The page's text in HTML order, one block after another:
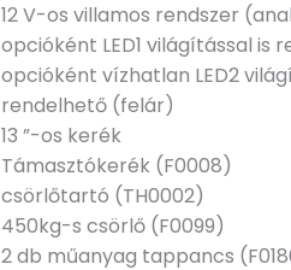
12 V-os villamos rendszer
opcióként LED1 világítással is
opcióként vízhatlan LED2
rendelhető (felár)
13 ”-os kerék
Támasztókerék (F0008)
csörlőtartó (TH0002)
450kg-s csörlő (F0099)
2 db műanyag tappancs